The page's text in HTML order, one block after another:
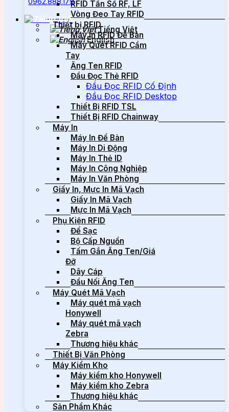
Tiếng Việt
English
RFID Tần Số RF, LF
Vòng Đeo Tay RFID
Thiết bị RFID
Máy In RFID Để Bàn
Máy Quét RFID Cầm
Tay
Ăng Ten RFID
Đầu Đọc Thẻ RFID
Đầu Đọc RFID Cố Định
Đầu Đọc RFID Desktop
Thiết Bị RFID TSL
Thiết Bị RFID Chainway
Máy In
Máy In Để Bàn
Máy In Di Động
Máy In Thẻ ID
Máy In Công Nghiệp
Máy In Văn Phòng
Giấy In, Mực In Mã Vạch
Giấy In Mã Vạch
Mực In Mã Vạch
Phụ Kiện RFID
Đế Sạc
Bộ Cấp Nguồn
Tấm Gắn Ăng Ten/Giá
Đỡ
Dây Cáp
Đầu Nối Ăng Ten
Máy Quét Mã Vạch
Máy quét mã vạch
Honywell
Máy quét mã vạch
Zebra
Thương hiệu khác
Thiết Bị Văn Phòng
Máy Kiểm Kho
Máy kiểm kho Honywell
Máy kiểm kho Zebra
Thương hiệu khác
Sản Phẩm Khác